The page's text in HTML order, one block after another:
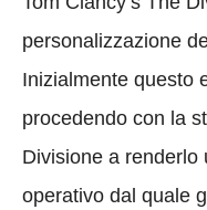
personalizzazione
Inizialmente questo
procedendo con la
Divisione a renderlo
operativo dal quale